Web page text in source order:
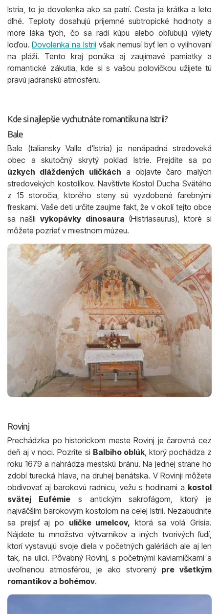
Istria, to je dovolenka ako sa patrí. Cesta ja krátka a leto
dlhé. Teploty dosahujú príjemné subtropické hodnoty a
more láka tých, čo sa radi kúpu alebo obľubujú výlety
loďou. Dovolenka na Istrii však nemusí byť len o vylihovaní
na pláži. Tento kraj ponúka aj zaujímavé pamiatky a
romantické zákutia, kde si s vašou polovičkou užijete tú
pravú jadranskú atmosféru.
Kde si najlepšie vychutnáte romantiku na Istrii?
Bale
Bale (taliansky Valle d'Istria) je nenápadná stredoveká
obec a skutočný skrytý poklad Istrie. Prejdite sa po
úzkych dláždených uličkách a objavte čaro malých
stredovekých kostolíkov. Navštívte Kostol Ducha Svätého
z 15 storočia, ktorého steny sú vyzdobené farebnými
freskami. Vaše deti určite zaujme fakt, že v okolí tejto obce
sa našlivykopávky dinosaura (Histriasaurus), ktoré si
môžete pozrieť v miestnom múzeu.
Rovinj
Prechádzka po historickom meste Rovinj je čarovná cez
deň aj v noci. Pozrite si Balbiho oblúk, ktorý pochádza z
roku 1679 a nahrádza mestskú bránu. Na jednej strane ho
zdobí turecká hlava, na druhej benátska. V Rovinji môžete
obdivovať aj barokovú radnicu, vežu s hodinami a kostol
svätej Eufémies antickým sakrofágom, ktorý je
najväčším barokovým kostolom na celej Istrii. Nezabudnite
sa prejsť aj po uličke umelcov, ktorá sa volá Grisia.
Nájdete tu množstvo výtvarníkov a iných tvorivých ľudí,
ktorí vystavujú svoje diela v početných galériách ale aj len
tak, na ulici. Pôvabný Rovinj, s početnými kaviarničkami a
uvoľnenou atmosférou, je ako stvorený pre všetkým
romantikov a bohémov.